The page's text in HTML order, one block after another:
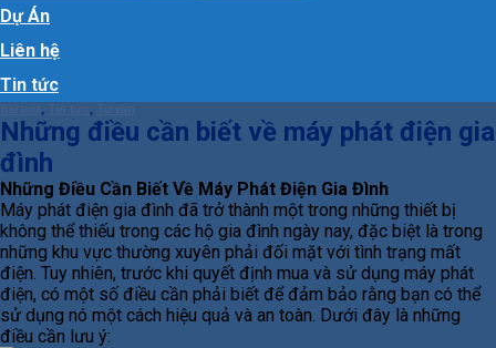
Dự Án
Liên hệ
Tin tức
, ,
Những điều cần biết về máy phát điện gia
đình
Những Điều Cần Biết Về Máy Phát Điện Gia Đình
Máy phát điện gia đình đã trở thành một trong những thiết bị
không thể thiếu trong các hộ gia đình ngày nay, đặc biệt là trong
những khu vực thường xuyên phải đối mặt với tình trạng mất
điện. Tuy nhiên, trước khi quyết định mua và sử dụng máy phát
điện, có một số điều cần phải biết để đảm bảo rằng bạn có thể
sử dụng nó một cách hiệu quả và an toàn. Dưới đây là những
điều cần lưu ý: